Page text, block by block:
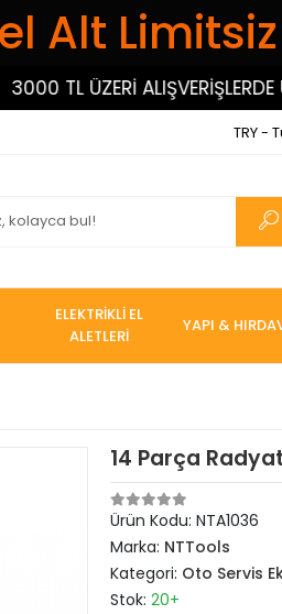
Alt
TL ÜZERİ ALIŞVERİŞLERDE
TRY -
ELEKTRİKLİ EL
ALETLERİ
YAPI &
14 Parça
Ürün Kodu: NTA1036
Marka: NTTools
Kategori: Oto Servis
Stok: 20+